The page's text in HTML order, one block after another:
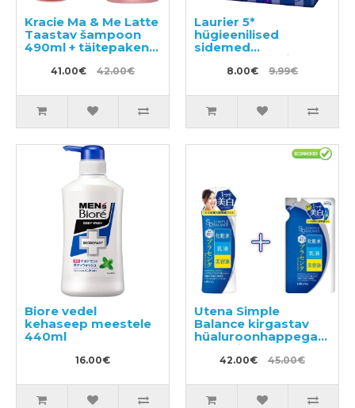
Kracie Ma & Me Latte
Taastav šampoon
490ml + täitepakend
41.00€ 42.00€
Laurier 5*
hügieenilised
sidemed
tiivakestega öiseks
kasutamiseks 35cm
8.00€ 9.99€
Biore vedel
kehaseep meestele
440ml
16.00€
Utena Simple
Balance kirgastav
hüaluroonhappega
näolosjoon 220ml +
täide 200ml
42.00€ 45.00€